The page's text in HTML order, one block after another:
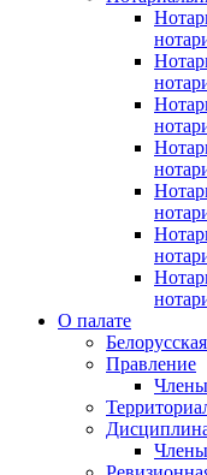
О палате
Правление